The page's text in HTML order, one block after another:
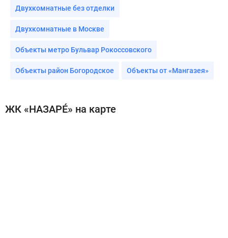
Двухкомнатные без отделки
Двухкомнатные в Москве
Объекты метро Бульвар Рокоссовского
Объекты район Богородское Объекты от «Мангазея»
ЖК «НАЗАРÉ» на карте